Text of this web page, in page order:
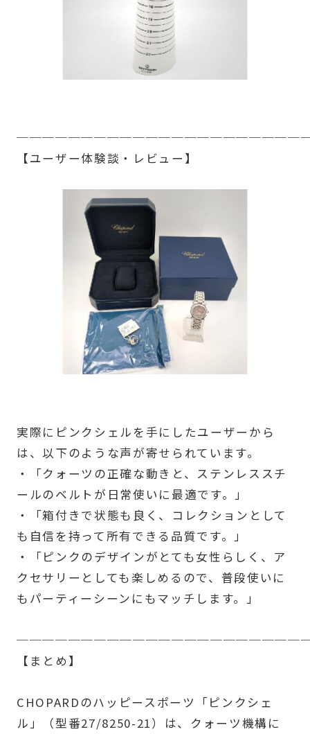
【ユーザー体験談・レビュー】
実際にピンクシェルを手にしたユーザーから
は、以下のような声が寄せられています。
・「クォーツの正確な動きと、ステンレススチ
ールのベルトが日常使いに最適です。」
・「箱付きで状態も良く、コレクションとして
も自信を持って所有できる品質です。」
・「ピンクのデザインがとても女性らしく、ア
クセサリーとしても楽しめるので、普段使いに
もパーティーシーンにもマッチします。」
【まとめ】
CHOPARDのハッピースポーツ「ピンクシェ
ル」（型番27/8250-21）は、クォーツ機構に